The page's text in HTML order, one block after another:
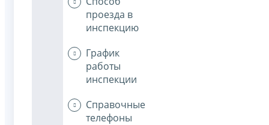
проезда в
инспекцию
График
работы
инспекции
Справочные
телефоны